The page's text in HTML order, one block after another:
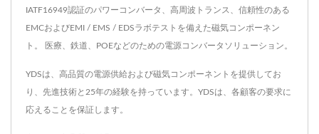
IATF16949認証のパワーコンバータ、高周波トランス、信頼性のある
EMCおよびEMI / EMS / EDSラボテストを備えた磁気コンポーネン
ト。 医療、鉄道、POEなどのための電源コンバータソリューション。
YDSは、高品質の電源供給および磁気コンポーネントを提供してお
り、先進技術と25年の経験を持っています。YDSは、各顧客の要求に
応えることを保証します。